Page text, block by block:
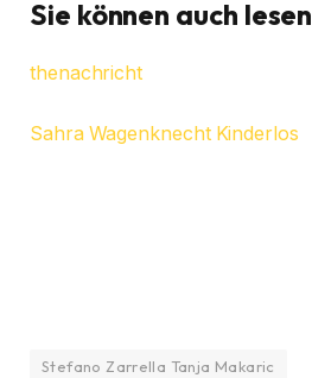
Sie können auch lesen
thenachricht
Sahra Wagenknecht Kinderlos
Stefano Zarrella Tanja Makaric